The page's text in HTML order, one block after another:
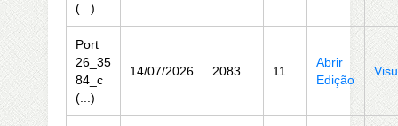
(...)
Port_
26_35
84_c
(...)
14/07/2026 2083 11
Abrir
Edição